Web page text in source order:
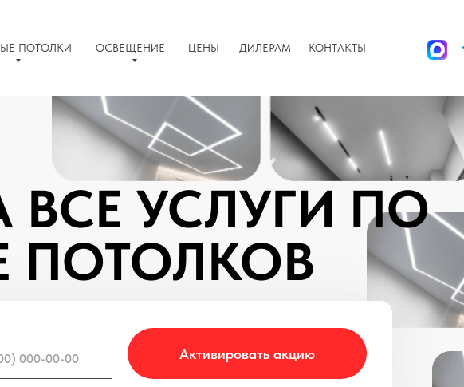
ДИЛЕРАМ
ЦЕНЫ КОНТАКТЫ
ПОТОЛКИ ОСВЕЩЕНИЕ
Активировать акцию
ВСЕ УСЛУГИ ПО
ПОТОЛКОВ